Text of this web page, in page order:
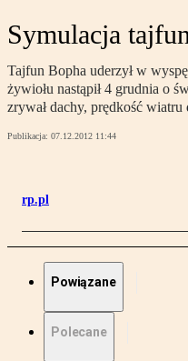
Symulacja
Tajfun Bopha uderzył w
żywiołu nastąpił 4 grudnia o
zrywał dachy, prędkość
Publikacja: 07.12.2012 11:44
rp.pl
Powiązane
Polecane